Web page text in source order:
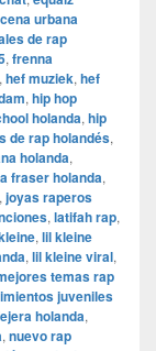
urbana
de rap
, frenna
, hef muziek, hef
, hip hop
holanda, hip
de rap holandés,
holanda,
fraser holanda,
, joyas raperos
, latifah rap,
, lil kleine
, lil kleine viral,
temas rap
juveniles
holanda,
, nuevo rap